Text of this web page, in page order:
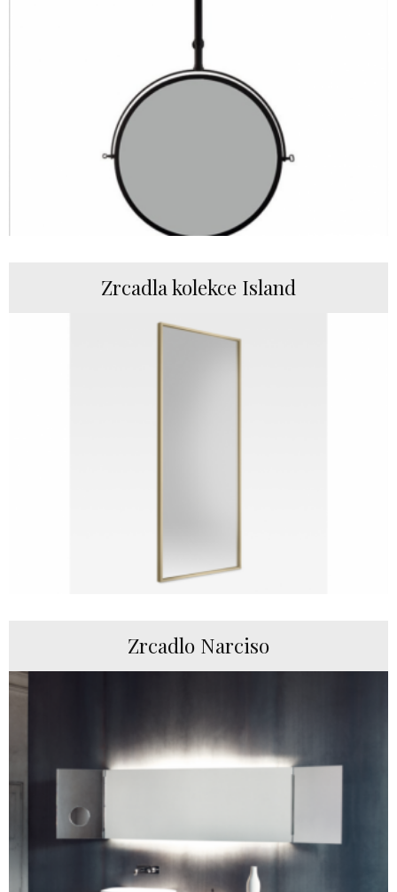
Zrcadla kolekce Island
Zrcadlo Narciso